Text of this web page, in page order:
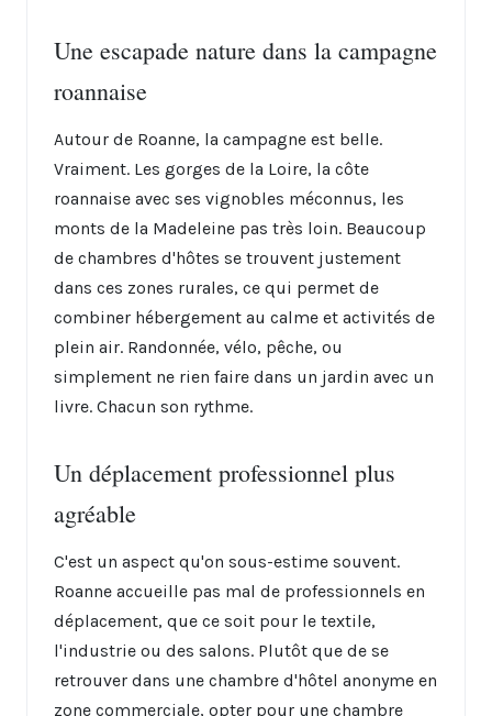
Une escapade nature dans la campagne
roannaise
Autour de Roanne, la campagne est belle.
Vraiment. Les gorges de la Loire, la côte
roannaise avec ses vignobles méconnus, les
monts de la Madeleine pas très loin. Beaucoup
de chambres d'hôtes se trouvent justement
dans ces zones rurales, ce qui permet de
combiner hébergement au calme et activités de
plein air. Randonnée, vélo, pêche, ou
simplement ne rien faire dans un jardin avec un
livre. Chacun son rythme.
Un déplacement professionnel plus
agréable
C'est un aspect qu'on sous-estime souvent.
Roanne accueille pas mal de professionnels en
déplacement, que ce soit pour le textile,
l'industrie ou des salons. Plutôt que de se
retrouver dans une chambre d'hôtel anonyme en
zone commerciale, opter pour une chambre